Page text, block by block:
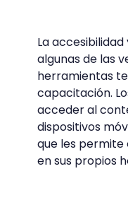
La
algunas de las
herramientas
capacitación.
acceder al
dispositivos
que les permite
en sus propios